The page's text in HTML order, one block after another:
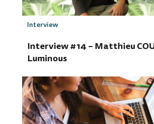
Interview #14 – Matthieu
Luminous
Interview